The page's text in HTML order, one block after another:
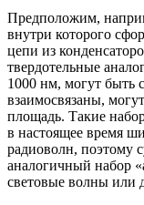
Предположим,
внутри которого
цепи из
твердотельные
1000 нм, могут быть
взаимосвязаны,
площадь. Такие
в настоящее время
радиоволн, поэтому
аналогичный набор
световые волны или